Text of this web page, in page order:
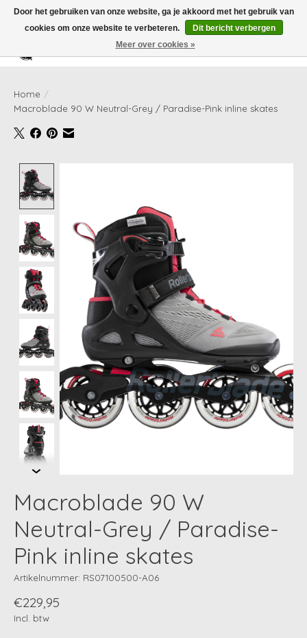
Verlanglijst
Home /
Macroblade 90 W Neutral-Grey / Paradise-Pink inline skates
Macroblade 90 W
Neutral-Grey / Paradise-
Pink inline skates
Artikelnummer: RS07100500-A06
€229,95
Incl. btw
Door het gebruiken van onze website, ga je akkoord met het gebruik van
cookies om onze website te verbeteren.
Dit bericht verbergen
Meer over cookies »